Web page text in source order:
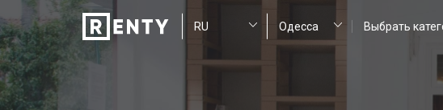
Выбрать